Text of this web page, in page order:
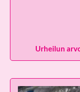
Urheilun